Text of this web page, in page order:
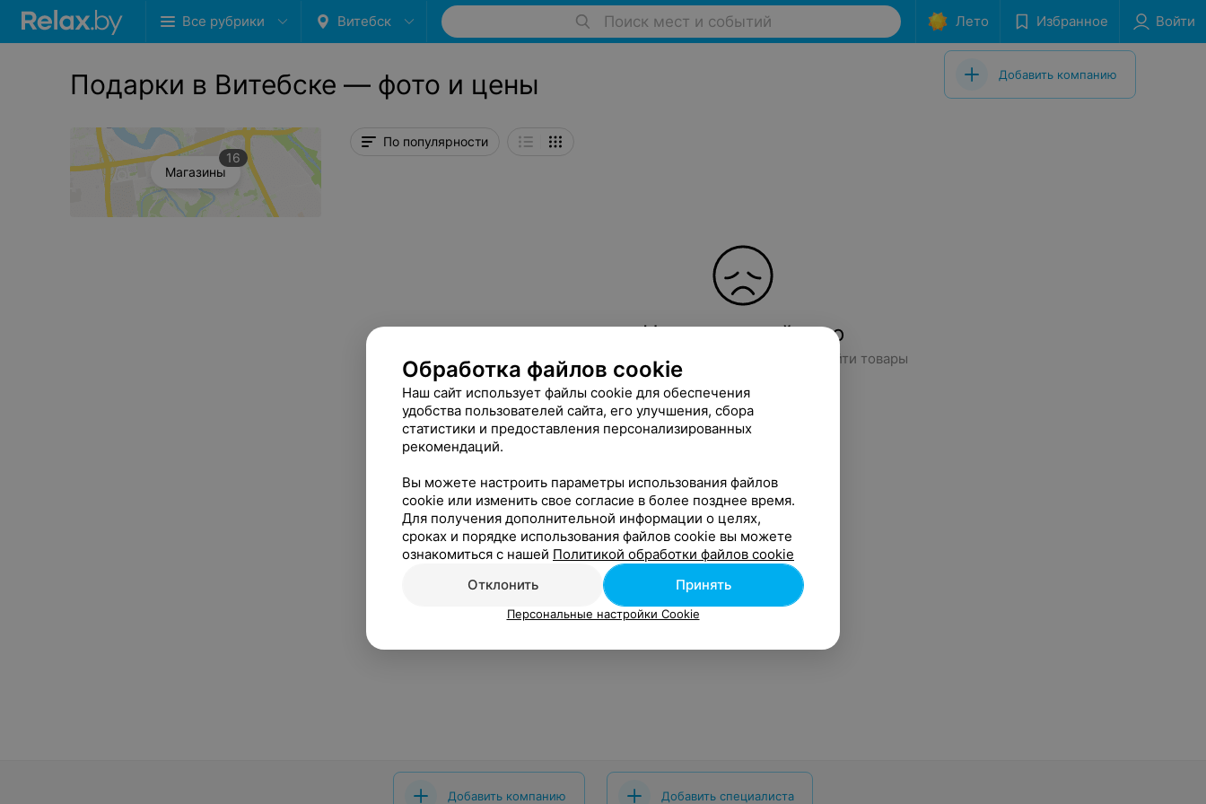
Все рубрики Витебск Поиск мест и событий Лето Избранное Войти
Подарки в Витебске — фото и цены Добавить компанию
Магазины
16
По популярности
Ничего не найдено
По данному запросу нам не удалось найти товары
Добавить компанию Добавить специалиста
Обработка файлов cookie
Наш сайт использует файлы cookie для обеспечения
удобства пользователей сайта, его улучшения, сбора
статистики и предоставления персонализированных
рекомендаций.
Вы можете настроить параметры использования файлов
cookie или изменить свое согласие в более позднее время.
Для получения дополнительной информации о целях,
сроках и порядке использования файлов cookie вы можете
ознакомиться с нашей Политикой обработки файлов cookie
Отклонить
Принять
Персональные настройки Cookie